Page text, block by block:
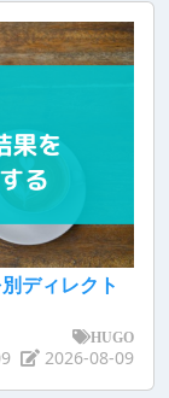
ディレクト
HUGO
2026-08-09